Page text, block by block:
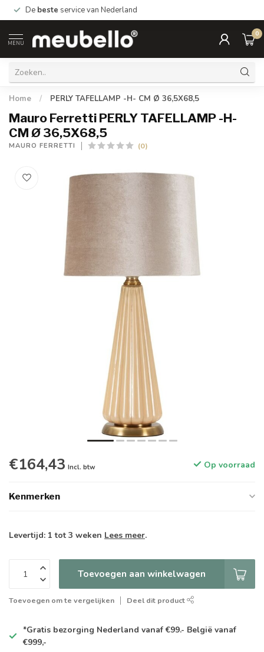
De beste service van Nederland
MENU
0
Home / PERLY TAFELLAMP -H- CM Ø 36,5X68,5
Mauro Ferretti PERLY TAFELLAMP -H-
CM Ø 36,5X68,5
MAURO FERRETTI (0)
€164,43 Incl. btw Op voorraad
Kenmerken
Levertijd: 1 tot 3 weken Lees meer.
Toevoegen aan winkelwagen
Toevoegen om te vergelijken Deel dit product
*Gratis bezorging Nederland vanaf €99.- België vanaf
€999,-